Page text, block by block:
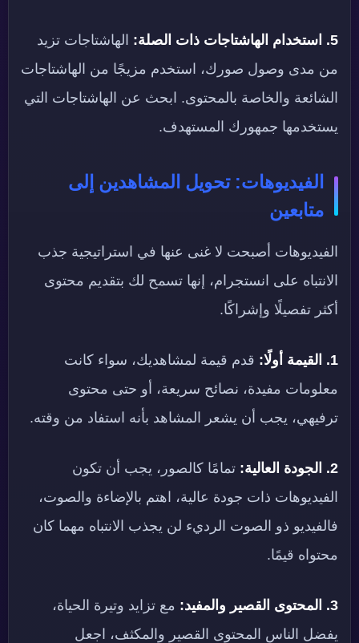
5. استخدام الهاشتاجات ذات الصلة:
الهاشتاجات تزيد
من مدى وصول صورك، استخدم مزيجًا من الهاشتاجات
الشائعة والخاصة بالمحتوى. ابحث عن الهاشتاجات التي
يستخدمها جمهورك المستهدف.
الفيديوهات: تحويل المشاهدين إلى
متابعين
الفيديوهات أصبحت لا غنى عنها في استراتيجية جذب
الانتباه على انستجرام، إنها تسمح لك بتقديم محتوى
أكثر تفصيلًا وإشراكًا.
1. القيمة أولًا:
قدم قيمة لمشاهديك، سواء كانت
معلومات مفيدة، نصائح سريعة، أو حتى محتوى
ترفيهي، يجب أن يشعر المشاهد بأنه استفاد من وقته.
2. الجودة العالية:
تمامًا كالصور، يجب أن تكون
الفيديوهات ذات جودة عالية، اهتم بالإضاءة والصوت،
فالفيديو ذو الصوت الرديء لن يجذب الانتباه مهما كان
محتواه قيمًا.
3. المحتوى القصير والمفيد:
مع تزايد وتيرة الحياة،
يفضل الناس المحتوى القصير والمكثف، اجعل